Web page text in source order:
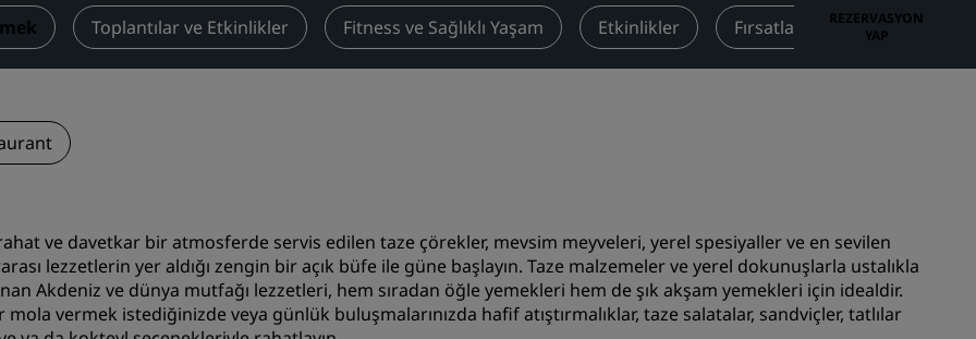
Uçuş ara
Uçuş ara
Dijital Hizmetler
Radisson Hotels Uygulaması
Şehir merkezi otelleri
Blogumuzu ziyaret edin
Nasıl puan kazanılır?
Bookers and Planners
Toplantılar ve Etkinlikler Fitness ve Sağlıklı Yaşam Etkinlikler Fırsatlar
REZERVASYON
YAP
ve davetkar bir atmosferde servis edilen taze çörekler, mevsim meyveleri, yerel spesiyaller ve en sevilen
lezzetlerin yer aldığı zengin bir açık büfe ile güne başlayın. Taze malzemeler ve yerel dokunuşlarla ustalıkla
Akdeniz ve dünya mutfağı lezzetleri, hem sıradan öğle yemekleri hem de şık akşam yemekleri için idealdir.
mola vermek istediğinizde veya günlük buluşmalarınızda hafif atıştırmalıklar, taze salatalar, sandviçler, tatlılar